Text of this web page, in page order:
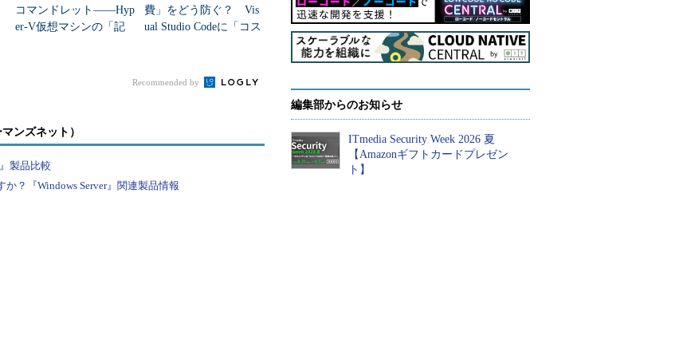
コマンドレット――Hyp
er-V仮想マシンの「記
費」をどう防ぐ？ Vis
ual Studio Codeに「コス
Recommended by
ンズネット）
製品比較
？『Windows Server』関連製品情報
編集部からのお知らせ
ITmedia Security Week 2026 夏
【Amazonギフトカードプレゼン
ト】